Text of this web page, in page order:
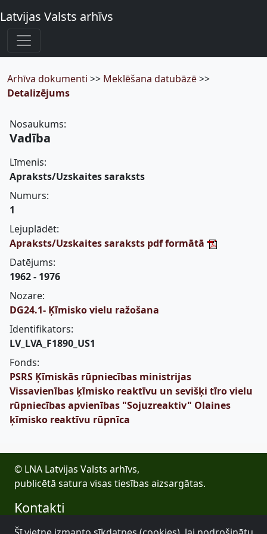
Latvijas Valsts arhīvs
Arhīva dokumenti >> Meklēšana datubāzē>>
Detalizējums
Nosaukums:
Vadība
Līmenis:
Apraksts/Uzskaites saraksts
Numurs:
1
Lejuplādēt:
Apraksts/Uzskaites saraksts pdf formātā
Datējums:
1962 - 1976
Nozare:
DG24.1- Ķīmisko vielu ražošana
Identifikators:
LV_LVA_F1890_US1
Fonds:
PSRS Ķīmiskās rūpniecības ministrijas
Vissavienības ķīmisko reaktīvu un sevišķi tīro vielu
rūpniecības apvienības "Sojuzreaktiv" Olaines
ķīmisko reaktīvu rūpnīca
© LNA Latvijas Valsts arhīvs,
publicētā satura visas tiesības aizsargātas.
Kontakti
E-pasts: lva@arhivi.gov.lv